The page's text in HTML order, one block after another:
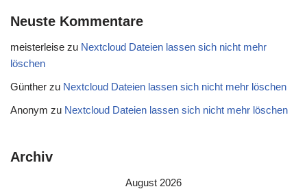
Neuste Kommentare
meisterleise zu Nextcloud Dateien lassen sich nicht mehr
löschen
Günther zu Nextcloud Dateien lassen sich nicht mehr löschen
Anonym zu Nextcloud Dateien lassen sich nicht mehr löschen
Archiv
August 2026